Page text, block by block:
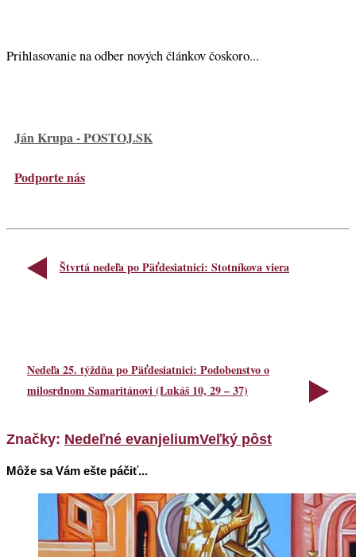
Prihlasovanie na odber nových článkov čoskoro...
Ján Krupa - POSTOJ.SK
Podporte nás
Štvrtá nedeľa po Päťdesiatnici: Stotníkova viera
Nedeľa 25. týždňa po Päťdesiatnici: Podobenstvo o
milosrdnom Samaritánovi (Lukáš 10, 29 – 37)
Značky: Nedeľné evanjeliumVeľký pôst
Môže sa Vám ešte páčiť...